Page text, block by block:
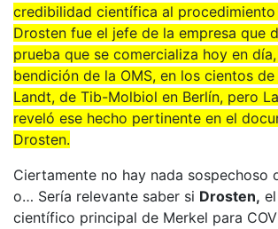
credibilidad científica al procedimiento
Drosten fue el jefe de la empresa que
prueba que se comercializa hoy en
bendición de la OMS, en los cientos
Landt, de Tib-Molbiol en Berlín, pero
reveló ese hecho pertinente en el
Drosten.
Ciertamente no hay nada sospechoso
o… Sería relevante saber si Drosten,
científico principal de Merkel para